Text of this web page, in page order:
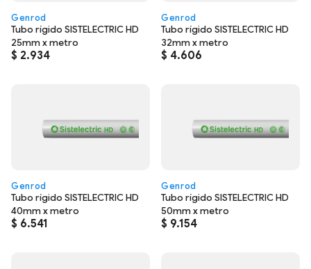
Genrod
Tubo rígido SISTELECTRIC HD
25mm x metro
$ 2.934
Genrod
Tubo rígido SISTELECTRIC HD
32mm x metro
$ 4.606
Genrod
Tubo rígido SISTELECTRIC HD
40mm x metro
$ 6.541
Genrod
Tubo rígido SISTELECTRIC HD
50mm x metro
$ 9.154